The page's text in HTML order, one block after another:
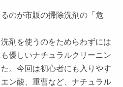
のが市販の掃除洗剤の「危
剤を使うのをためらわずには
優しいナチュラルクリーニン
。今回は初心者にも入りやす
ン酸、重曹など、ナチュラル